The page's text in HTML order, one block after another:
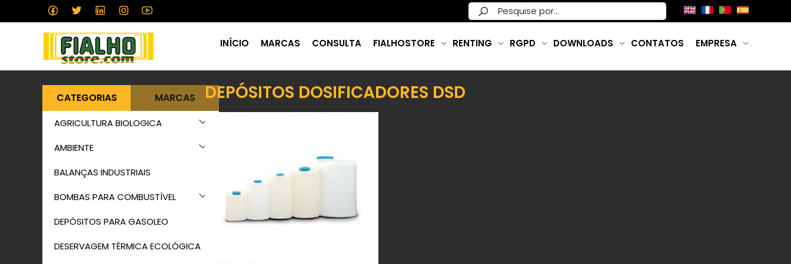
INÍCIO MARCAS CONSULTA FIALHOSTORE RENTING RGPD DOWNLOADS CONTATOS EMPRESA
CATEGORIAS MARCAS
AGRICULTURA BIOLOGICA
AMBIENTE
BALANÇAS INDUSTRIAIS
BOMBAS PARA COMBUSTÍVEL
DEPÓSITOS PARA GASOLEO
DESERVAGEM TÉRMICA ECOLÓGICA
DEPÓSITOS DOSIFICADORES DSD